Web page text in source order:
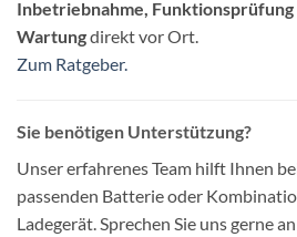
Inbetriebnahme, Funktionsprüfung
Wartungdirekt vor Ort.
Zum Ratgeber.
Sie benötigen Unterstützung?
Unser erfahrenes Team hilft Ihnen
passenden Batterie oder
Ladegerät. Sprechen Sie uns gerne